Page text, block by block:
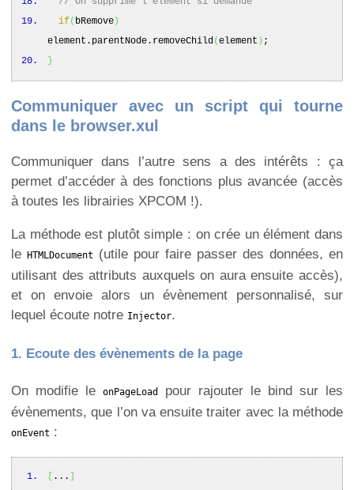
if( bRemove )
element. parentNode . removeChild(element ) ;
}
Communiquer avec un script qui tourne
dans le browser.xul
Communiquer dans l’autre sens a des intérêts : ça
permet d’accéder à des fonctions plus avancée (accès
à toutes les librairies XPCOM !).
La méthode est plutôt simple : on crée un élément dans
le HTMLDocument
(utile pour faire passer des données, en
utilisant des attributs auxquels on aura ensuite accès),
et on envoie alors un évènement personnalisé, sur
lequel écoute notre Injector.
1. Ecoute des évènements de la page
On modifie le onPageLoad
pour rajouter le bind sur les
évènements, que l’on va ensuite traiter avec la méthode
onEvent :
...